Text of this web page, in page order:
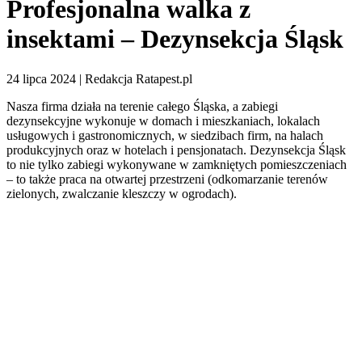
Profesjonalna walka z
insektami – Dezynsekcja Śląsk
24 lipca 2024 | Redakcja Ratapest.pl
Nasza firma działa na terenie całego Śląska, a zabiegi
dezynsekcyjne wykonuje w domach i mieszkaniach, lokalach
usługowych i gastronomicznych, w siedzibach firm, na halach
produkcyjnych oraz w hotelach i pensjonatach. Dezynsekcja Śląsk
to nie tylko zabiegi wykonywane w zamkniętych pomieszczeniach
– to także praca na otwartej przestrzeni (odkomarzanie terenów
zielonych, zwalczanie kleszczy w ogrodach).